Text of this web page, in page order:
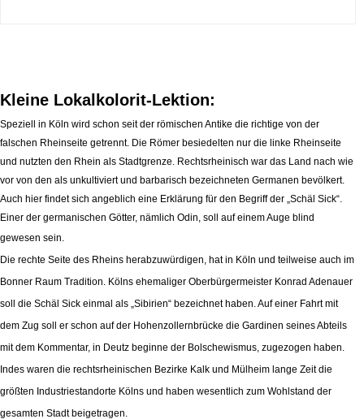
Kleine Lokalkolorit-Lektion:
Speziell in Köln wird schon seit der römischen Antike die richtige von der
falschen Rheinseite getrennt. Die Römer besiedelten nur die linke Rheinseite
und nutzten den Rhein als Stadtgrenze. Rechtsrheinisch war das Land nach wie
vor von den als unkultiviert und barbarisch bezeichneten Germanen bevölkert.
Auch hier findet sich angeblich eine Erklärung für den Begriff der „Schäl Sick“.
Einer der germanischen Götter, nämlich Odin, soll auf einem Auge blind
gewesen sein.
Die rechte Seite des Rheins herabzuwürdigen, hat in Köln und teilweise auch im
Bonner Raum Tradition. Kölns ehemaliger Oberbürgermeister Konrad Adenauer
soll die Schäl Sick einmal als „Sibirien“ bezeichnet haben. Auf einer Fahrt mit
dem Zug soll er schon auf der Hohenzollernbrücke die Gardinen seines Abteils
mit dem Kommentar, in Deutz beginne der Bolschewismus, zugezogen haben.
Indes waren die rechtsrheinischen Bezirke Kalk und Mülheim lange Zeit die
größten Industriestandorte Kölns und haben wesentlich zum Wohlstand der
gesamten Stadt beigetragen.